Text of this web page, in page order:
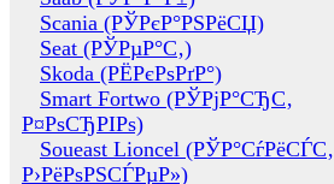
Scania (РЎРєР°РЅРёСЏ)
Seat (РЎРµР°С‚)
Skoda (РЁРєРѕРґР°)
Smart Fortwo (РЎРјР°СЂС‚
Р¤РѕСЂРІРѕ)
Soueast Lioncel (РЎР°СѓРёСЃС‚
Р›РёРѕРЅСЃРµР»)